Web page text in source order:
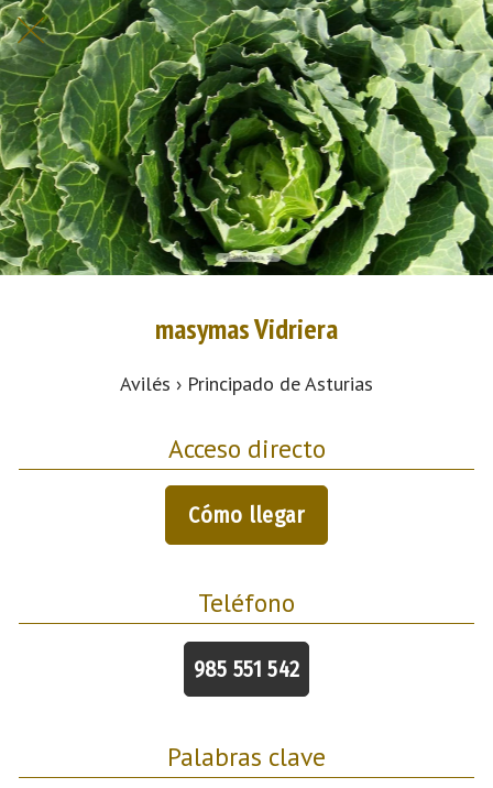
masymas Vidriera
Avilés › Principado de Asturias
Acceso directo
Cómo llegar
Teléfono
985 551 542
Palabras clave